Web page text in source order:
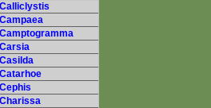
Calliclystis
Campaea
Camptogramma
Carsia
Casilda
Catarhoe
Cephis
Charissa